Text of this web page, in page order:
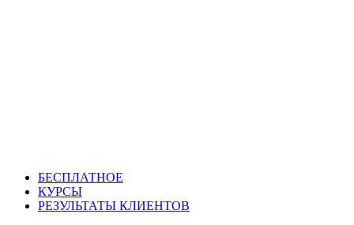
БЕСПЛАТНОЕ
КУРСЫ
РЕЗУЛЬТАТЫ КЛИЕНТОВ